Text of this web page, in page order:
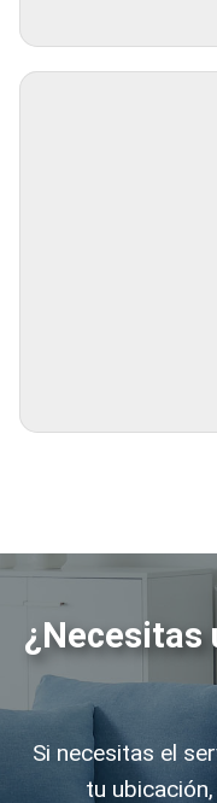
¿Necesitas
Si necesitas el
tu